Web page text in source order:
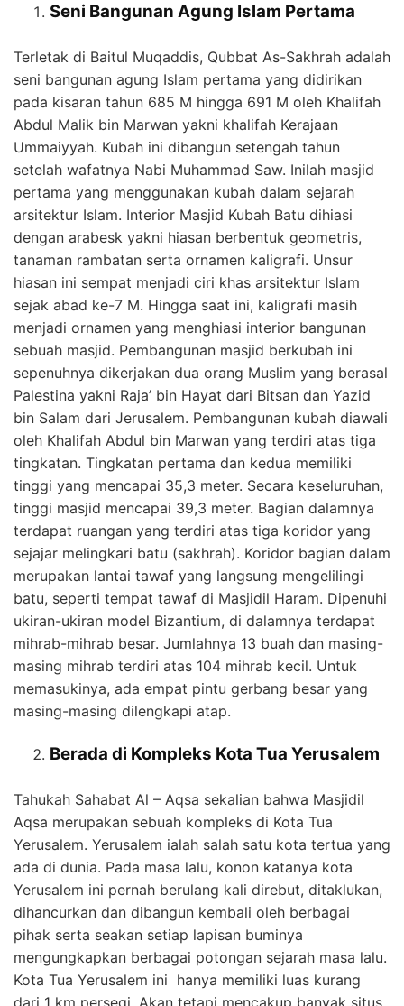
Seni Bangunan Agung Islam Pertama
Terletak di Baitul Muqaddis, Qubbat As-Sakhrah adalah
seni bangunan agung Islam pertama yang didirikan
pada kisaran tahun 685 M hingga 691 M oleh Khalifah
Abdul Malik bin Marwan yakni khalifah Kerajaan
Ummaiyyah. Kubah ini dibangun setengah tahun
setelah wafatnya Nabi Muhammad Saw. Inilah masjid
pertama yang menggunakan kubah dalam sejarah
arsitektur Islam. Interior Masjid Kubah Batu dihiasi
dengan arabesk yakni hiasan berbentuk geometris,
tanaman rambatan serta ornamen kaligrafi. Unsur
hiasan ini sempat menjadi ciri khas arsitektur Islam
sejak abad ke-7 M. Hingga saat ini, kaligrafi masih
menjadi ornamen yang menghiasi interior bangunan
sebuah masjid. Pembangunan masjid berkubah ini
sepenuhnya dikerjakan dua orang Muslim yang berasal
Palestina yakni Raja’ bin Hayat dari Bitsan dan Yazid
bin Salam dari Jerusalem. Pembangunan kubah diawali
oleh Khalifah Abdul bin Marwan yang terdiri atas tiga
tingkatan. Tingkatan pertama dan kedua memiliki
tinggi yang mencapai 35,3 meter. Secara keseluruhan,
tinggi masjid mencapai 39,3 meter. Bagian dalamnya
terdapat ruangan yang terdiri atas tiga koridor yang
sejajar melingkari batu (sakhrah). Koridor bagian dalam
merupakan lantai tawaf yang langsung mengelilingi
batu, seperti tempat tawaf di Masjidil Haram. Dipenuhi
ukiran-ukiran model Bizantium, di dalamnya terdapat
mihrab-mihrab besar. Jumlahnya 13 buah dan masing-
masing mihrab terdiri atas 104 mihrab kecil. Untuk
memasukinya, ada empat pintu gerbang besar yang
masing-masing dilengkapi atap.
Berada di Kompleks Kota Tua Yerusalem
Tahukah Sahabat Al – Aqsa sekalian bahwa Masjidil
Aqsa merupakan sebuah kompleks di Kota Tua
Yerusalem. Yerusalem ialah salah satu kota tertua yang
ada di dunia. Pada masa lalu, konon katanya kota
Yerusalem ini pernah berulang kali direbut, ditaklukan,
dihancurkan dan dibangun kembali oleh berbagai
pihak serta seakan setiap lapisan buminya
mengungkapkan berbagai potongan sejarah masa lalu.
Kota Tua Yerusalem ini hanya memiliki luas kurang